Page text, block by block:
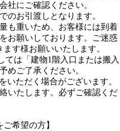
社にご確認ください。
のお引渡しとなります。
も重いため、お客様には到着
お願いしております。ご迷惑
す様お願いいたします。
ては「建物1階入口または搬入
めご了承ください。
ただく場合がございます。
いたします。必ずご確認くだ
希望の方】